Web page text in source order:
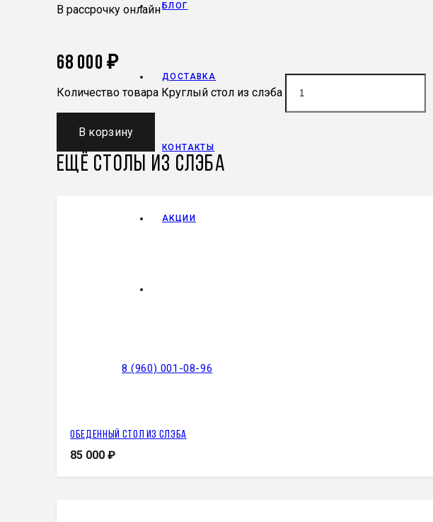
БЛОГ
ДОСТАВКА
КОНТАКТЫ
АКЦИИ
8 (960) 001-08-96
В рассрочку онлайн
68 000 ₽
Количество товара Круглый стол из слэба
В корзину
Ещё Столы из слэба
Обеденный стол из слэба
85 000₽